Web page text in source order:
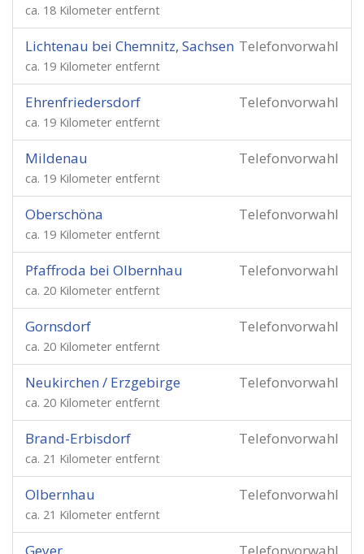
ca. 18 Kilometer entfernt
Telefonvorwahl
Lichtenau bei Chemnitz, Sachsen
ca. 19 Kilometer entfernt
Telefonvorwahl
Ehrenfriedersdorf
ca. 19 Kilometer entfernt
Telefonvorwahl
Mildenau
ca. 19 Kilometer entfernt
Telefonvorwahl
Oberschöna
ca. 19 Kilometer entfernt
Telefonvorwahl
Pfaffroda bei Olbernhau
ca. 20 Kilometer entfernt
Telefonvorwahl
Gornsdorf
ca. 20 Kilometer entfernt
Telefonvorwahl
Neukirchen / Erzgebirge
ca. 20 Kilometer entfernt
Telefonvorwahl
Brand-Erbisdorf
ca. 21 Kilometer entfernt
Telefonvorwahl
Olbernhau
ca. 21 Kilometer entfernt